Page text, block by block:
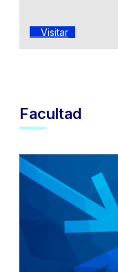
Visitar
Facultad